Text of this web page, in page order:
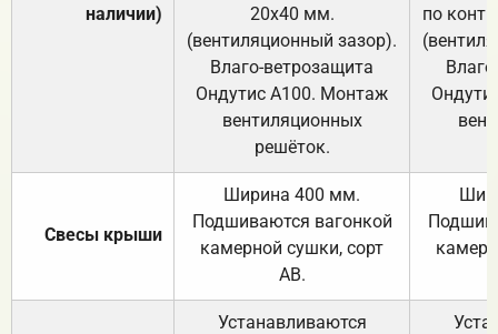
наличии)
20х40 мм.
(вентиляционный зазор).
Влаго-ветрозащита
Ондутис А100. Монтаж
вентиляционных
решёток.
по
Свесы крыши
Ширина 400 мм.
Подшиваются вагонкой
камерной сушки, сорт
АВ.
Устанавливаются